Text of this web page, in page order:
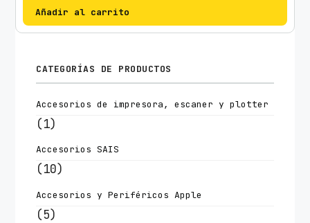
Añadir al carrito
CATEGORÍAS DE PRODUCTOS
Accesorios de impresora, escaner y plotter
(1)
Accesorios SAIS
(10)
Accesorios y Periféricos Apple
(5)